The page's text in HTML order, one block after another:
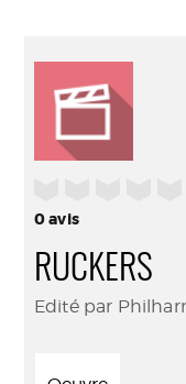
0avis
RUCKERS
Edité par